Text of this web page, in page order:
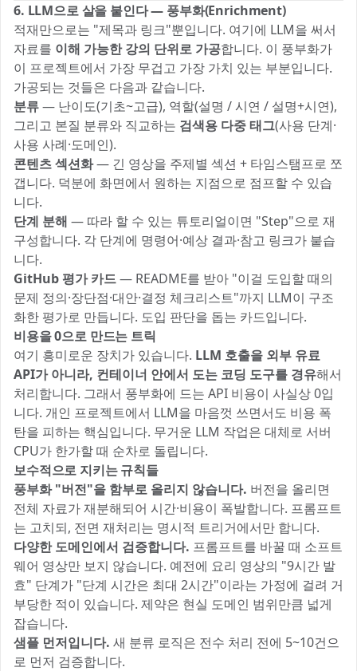
6. LLM으로 살을 붙인다 — 풍부화(Enrichment)
적재만으로는 "제목과 링크"뿐입니다. 여기에 LLM을 써서
자료를 이해 가능한 강의 단위로 가공합니다. 이 풍부화가
이 프로젝트에서 가장 무겁고 가장 가치 있는 부분입니다.
가공되는 것들은 다음과 같습니다.
분류— 난이도(기초~고급), 역할(설명 / 시연 / 설명+시연),
그리고 본질 분류와 직교하는 검색용 다중 태그(사용 단계·
사용 사례·도메인).
콘텐츠 섹션화— 긴 영상을 주제별 섹션 + 타임스탬프로 쪼
갭니다. 덕분에 화면에서 원하는 지점으로 점프할 수 있습
니다.
단계 분해 — 따라 할 수 있는 튜토리얼이면 "Step"으로 재
구성합니다. 각 단계에 명령어·예상 결과·참고 링크가 붙습
니다.
GitHub 평가 카드— README를 받아 "이걸 도입할 때의
문제 정의·장단점·대안·결정 체크리스트"까지 LLM이 구조
화한 평가로 만듭니다. 도입 판단을 돕는 카드입니다.
비용을 0으로 만드는 트릭
여기 흥미로운 장치가 있습니다. LLM 호출을 외부 유료
API가 아니라, 컨테이너 안에서 도는 코딩 도구를 경유해서
처리합니다. 그래서 풍부화에 드는 API 비용이 사실상 0입
니다. 개인 프로젝트에서 LLM을 마음껏 쓰면서도 비용 폭
탄을 피하는 핵심입니다. 무거운 LLM 작업은 대체로 서버
CPU가 한가할 때 순차로 돌립니다.
보수적으로 지키는 규칙들
풍부화 "버전"을 함부로 올리지 않습니다. 버전을 올리면
전체 자료가 재분해되어 시간·비용이 폭발합니다. 프롬프트
는 고치되, 전면 재처리는 명시적 트리거에서만 합니다.
다양한 도메인에서 검증합니다. 프롬프트를 바꿀 때 소프트
웨어 영상만 보지 않습니다. 예전에 요리 영상의 "9시간 발
효" 단계가 "단계 시간은 최대 2시간"이라는 가정에 걸려 거
부당한 적이 있습니다. 제약은 현실 도메인 범위만큼 넓게
잡습니다.
샘플 먼저입니다. 새 분류 로직은 전수 처리 전에 5~10건으
로 먼저 검증합니다.